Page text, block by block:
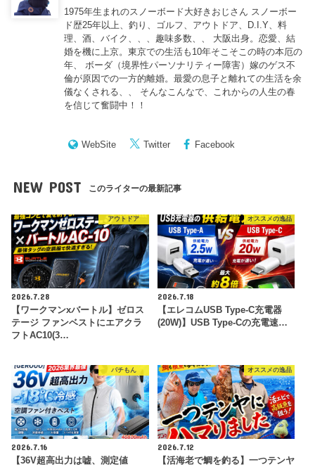
1975年生まれのスノーボード大好きおじさん スノーボー
ド歴25年以上、釣り、ゴルフ、アウトドア、D.I.Y、料
理、酒、バイク、、、趣味多数、、 大阪出身。恋愛、結
婚を機に上京。東京での生活も10年そこそこの時の本厄の
年、 ボーダ（境界性パーソナリティー障害）嫁のゲス不
倫が原因での一方的離婚。最愛の息子と離れての生活を余
儀なくされる、、 そんなこんなで、これからの人生の春
を信じて奮闘中！！
WebSite Twitter Facebook
NEW POST このライターの最新記事
アウトドア
2026.7.28
【ワークマンxバートル】ゼロス
テージ ファンベストにエアクラ
フトAC10(3…
オススメの逸品
2026.7.18
【エレコムUSB Type-C充電器
(20W)】USB Type-Cの充電速…
パチもん
2026.7.16
【36V超高出力は嘘、測定値
オススメの逸品
2026.7.12
【活海老で鯛を釣る】一つテンヤ